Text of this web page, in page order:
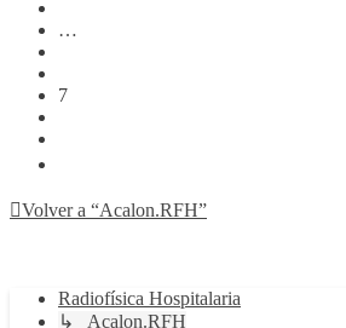
…
7
Volver a “Acalon.RFH”
Radiofísica Hospitalaria
↳ Acalon.RFH